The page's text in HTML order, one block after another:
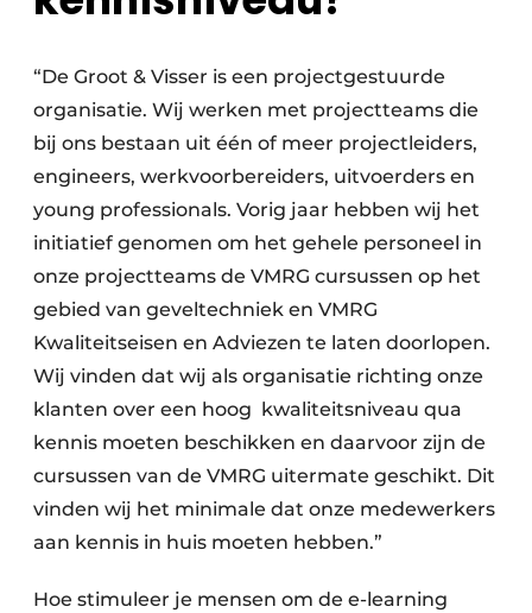
“De Groot & Visser is een projectgestuurde
organisatie. Wij werken met projectteams die
bij ons bestaan uit één of meer projectleiders,
engineers, werkvoorbereiders, uitvoerders en
young professionals. Vorig jaar hebben wij het
initiatief genomen om het gehele personeel in
onze projectteams de VMRG cursussen op het
gebied van geveltechniek en VMRG
Kwaliteitseisen en Adviezen te laten doorlopen.
Wij vinden dat wij als organisatie richting onze
klanten over een hoog kwaliteitsniveau qua
kennis moeten beschikken en daarvoor zijn de
cursussen van de VMRG uitermate geschikt. Dit
vinden wij het minimale dat onze medewerkers
aan kennis in huis moeten hebben.”
Hoe stimuleer je mensen om de e-learning